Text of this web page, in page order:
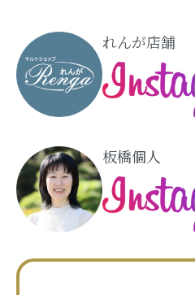
れんが店舗
板橋個人